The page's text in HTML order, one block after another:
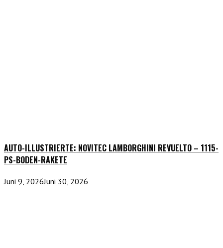
AUTO-ILLUSTRIERTE: NOVITEC LAMBORGHINI REVUELTO – 1115-
PS-BODEN-RAKETE
Juni 9, 2026Juni 30, 2026